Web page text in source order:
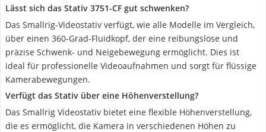
Lässt sich das Stativ ‎3751-CF gut schwenken?
Das Smallrig-Videostativ verfügt, wie alle Modelle im Vergleich,
über einen 360-Grad-Fluidkopf, der eine reibungslose und
präzise Schwenk- und Neigebewegung ermöglicht. Dies ist
ideal für professionelle Videoaufnahmen und sorgt für flüssige
Kamerabewegungen.
Verfügt das Stativ über eine Höhenverstellung?
Das Smallrig Videostativ bietet eine flexible Höhenverstellung,
die es ermöglicht, die Kamera in verschiedenen Höhen zu